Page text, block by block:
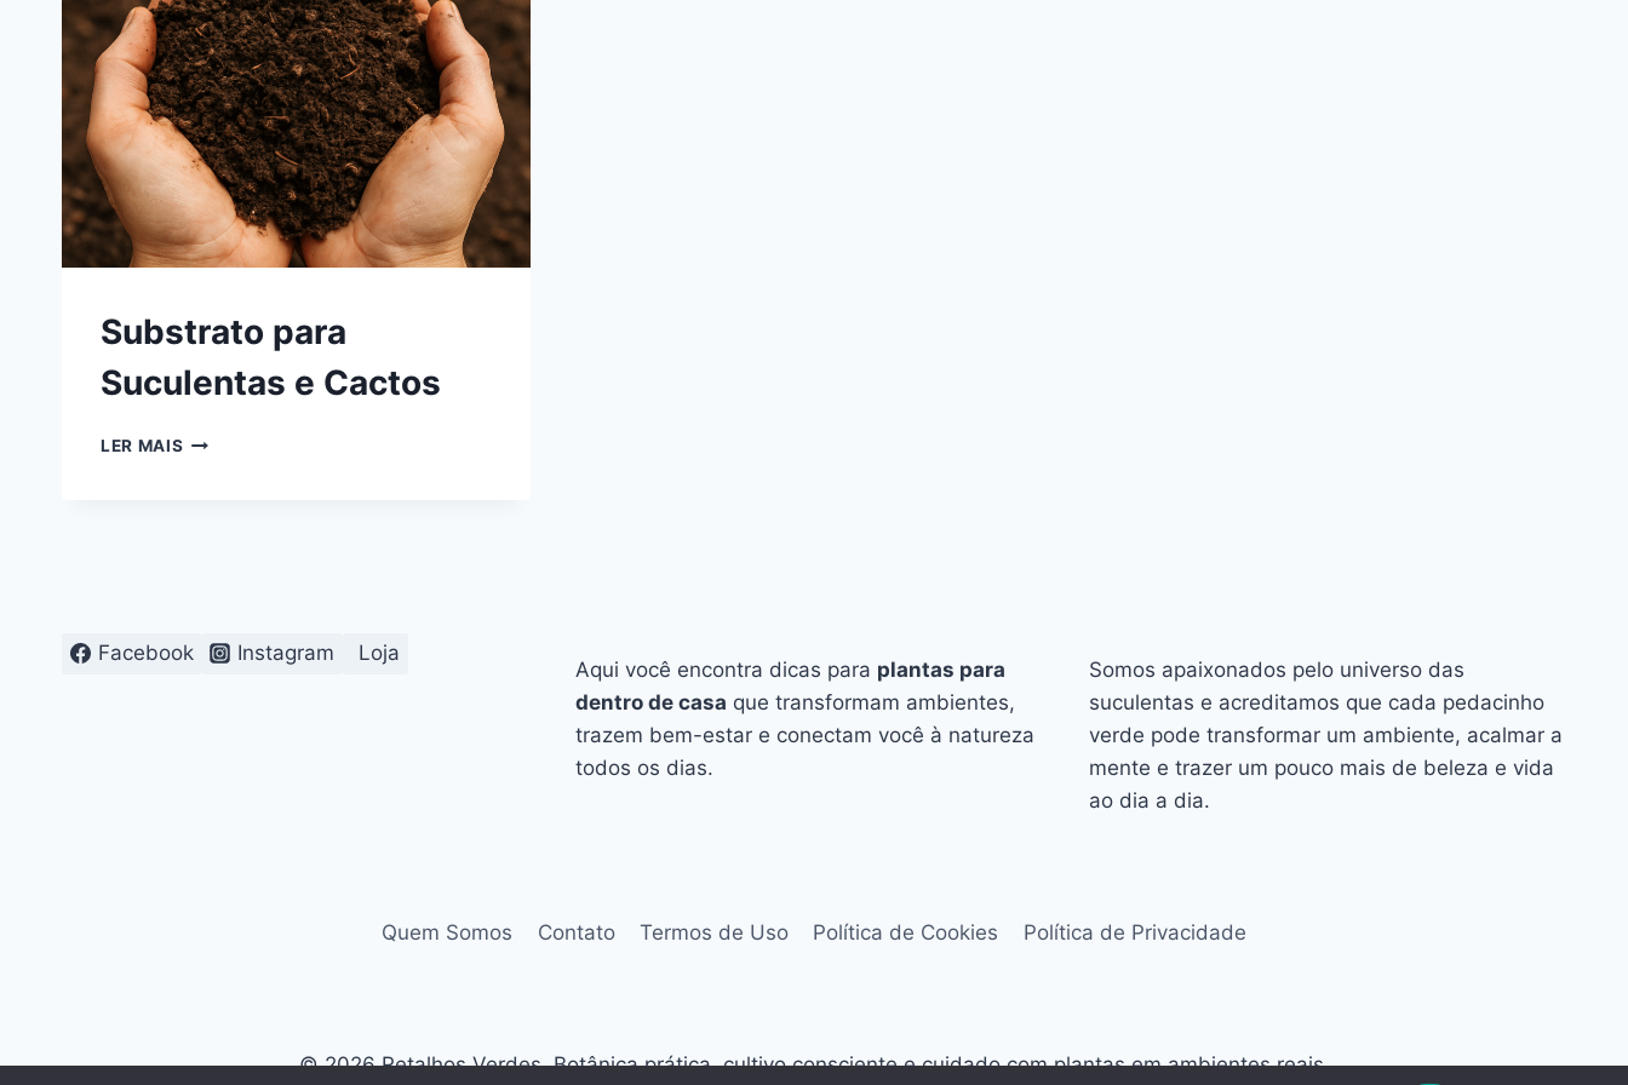
Substrato para
Suculentas e Cactos
LER MAIS SUBSTRATO
Facebook Instagram Loja
Aqui você encontra dicas para plantas para
dentro de casa que transformam ambientes,
trazem bem-estar e conectam você à natureza
todos os dias.
Somos apaixonados pelo universo das
suculentas e acreditamos que cada pedacinho
verde pode transformar um ambiente, acalmar a
mente e trazer um pouco mais de beleza e vida
ao dia a dia.
Quem Somos Contato Termos de Uso Política de Cookies Política de Privacidade
© 2026 Retalhos Verdes. Botânica prática, cultivo consciente e cuidado com plantas em ambientes reais.